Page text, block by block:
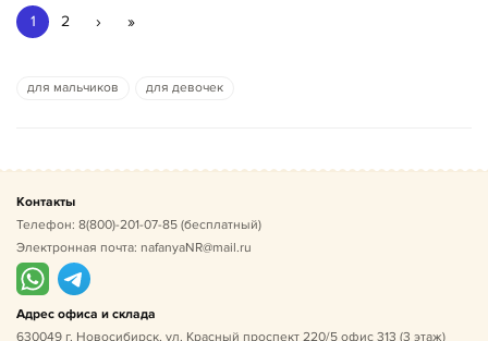
1 2 › »
для мальчиков для девочек
Контакты
Телефон: 8(800)-201-07-85 (бесплатный)
Электронная почта: nafanyaNR@mail.ru
Адрес офиса и склада
630049 г. Новосибирск, ул. Красный проспект 220/5 офис 313 (3 этаж)